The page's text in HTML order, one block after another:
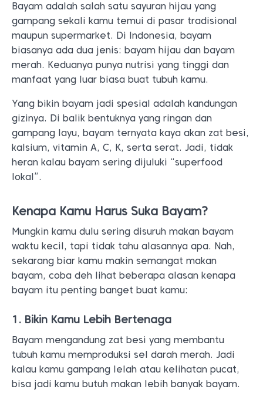
Bayam adalah salah satu sayuran hijau yang
gampang sekali kamu temui di pasar tradisional
maupun supermarket. Di Indonesia, bayam
biasanya ada dua jenis: bayam hijau dan bayam
merah. Keduanya punya nutrisi yang tinggi dan
manfaat yang luar biasa buat tubuh kamu.
Yang bikin bayam jadi spesial adalah kandungan
gizinya. Di balik bentuknya yang ringan dan
gampang layu, bayam ternyata kaya akan zat besi,
kalsium, vitamin A, C, K, serta serat. Jadi, tidak
heran kalau bayam sering dijuluki “superfood
lokal”.
Kenapa Kamu Harus Suka Bayam?
Mungkin kamu dulu sering disuruh makan bayam
waktu kecil, tapi tidak tahu alasannya apa. Nah,
sekarang biar kamu makin semangat makan
bayam, coba deh lihat beberapa alasan kenapa
bayam itu penting banget buat kamu:
1. Bikin Kamu Lebih Bertenaga
Bayam mengandung zat besi yang membantu
tubuh kamu memproduksi sel darah merah. Jadi
kalau kamu gampang lelah atau kelihatan pucat,
bisa jadi kamu butuh makan lebih banyak bayam.